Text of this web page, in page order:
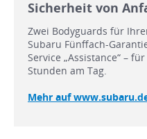
Sicherheit von
Zwei Bodyguards für
Subaru Fünffach-
Service „Assistance“ –
Stunden am Tag.
Mehr auf